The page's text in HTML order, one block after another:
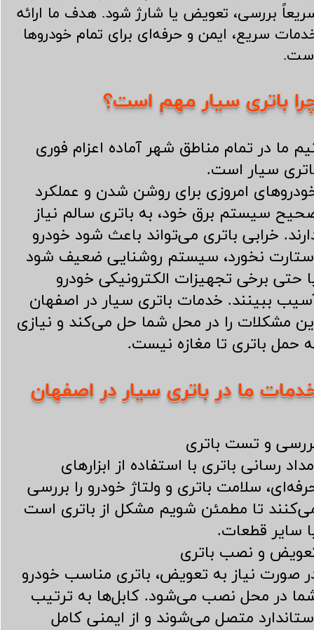
بررسی، تعویض یا شارژ شود. هدف ما ارائه
سریع، ایمن و حرفه‌ای برای تمام خودروها
باتری سیار مهم است؟
ما در تمام مناطق شهر آماده اعزام فوری
سیار است.
امروزی برای روشن شدن و عملکرد
سیستم برق خود، به باتری سالم نیاز
خرابی باتری می‌تواند باعث شود خودرو
نخورد، سیستم روشنایی ضعیف شود
حتی برخی تجهیزات الکترونیکی خودرو
ببینند. خدمات باتری سیار در اصفهان
مشکلات را در محل شما حل می‌کند و نیازی
حمل باتری تا مغازه نیست.
ما در باتری سیار در اصفهان
و تست باتری
رسانی باتری با استفاده از ابزارهای
سلامت باتری و ولتاژ خودرو را بررسی
تا مطمئن شویم مشکل از باتری است
سایر قطعات.
و نصب باتری
صورت نیاز به تعویض، باتری مناسب خودرو
در محل نصب می‌شود. کابل‌ها به ترتیب
متصل می‌شوند و از ایمنی کامل